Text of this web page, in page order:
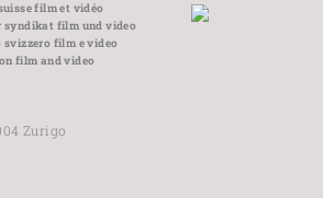
film et vidéo
syndikat film und video
svizzero film e video
film and video
Zurigo